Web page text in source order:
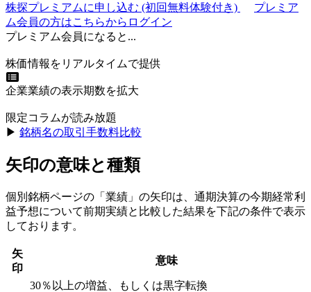
株探プレミアムに申し込む (初回無料体験付き)
プレミア
ム会員の方はこちらからログイン
プレミアム会員になると...
株価情報をリアルタイムで提供
企業業績の表示期数を拡大
限定コラムが読み放題
▶︎ 銘柄名の取引手数料比較
矢印の意味と種類
個別銘柄ページの「業績」の矢印は、通期決算の今期経常利
益予想について前期実績と比較した結果を下記の条件で表示
しております。
矢
印
意味
30％以上の増益、もしくは黒字転換